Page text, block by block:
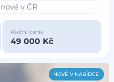
v ČR
Akční cena
49 000 Kč
NOVĚ V NABÍDCE